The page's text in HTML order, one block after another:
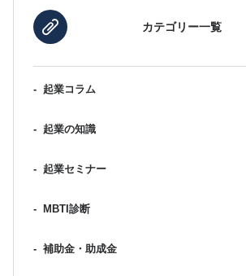
カテゴリー一覧
- 起業コラム
- 起業の知識
- 起業セミナー
- MBTI診断
- 補助金・助成金